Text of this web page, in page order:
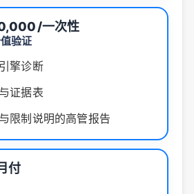
/一次性
验证
擎诊断
证据表
限制说明的高管报告
付